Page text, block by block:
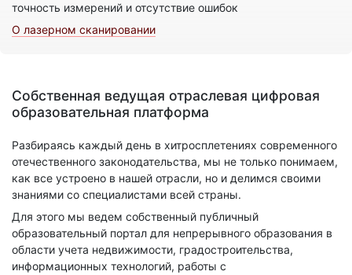
точность измерений и отсутствие ошибок
О лазерном сканировании
Собственная ведущая отраслевая цифровая
образовательная платформа
Разбираясь каждый день в хитросплетениях современного
отечественного законодательства, мы не только понимаем,
как все устроено в нашей отрасли, но и делимся своими
знаниями со специалистами всей страны.
Для этого мы ведем собственный публичный
образовательный портал для непрерывного образования в
области учета недвижимости, градостроительства,
информационных технологий, работы с